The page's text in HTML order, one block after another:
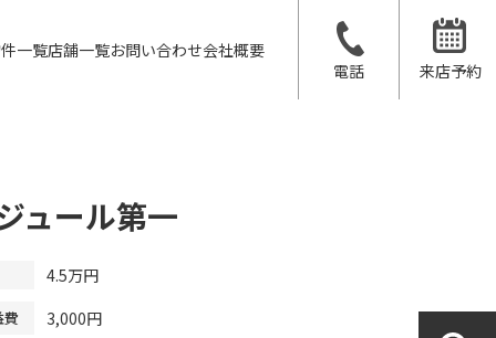
一覧店舗一覧お問い合わせ会社概要
電話
来店予約
ュール第一
4.5万円
費 3,000円